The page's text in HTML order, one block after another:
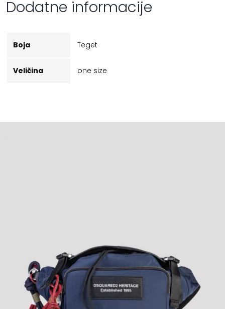
Dodatne informacije
Boja Teget
Veličina one size